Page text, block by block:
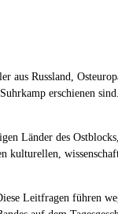
aus Russland,
erschienen
Länder des
kulturellen,
Leitfragen führen